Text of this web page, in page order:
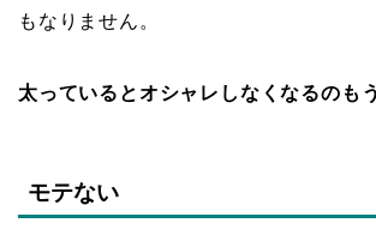
もなりません。
太っているとオシャレしなくなるのも
モテない